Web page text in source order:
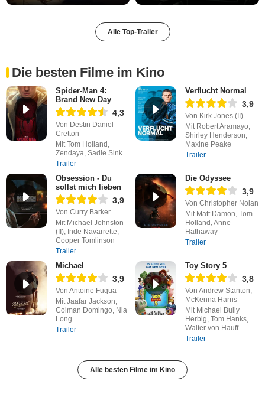
Alle Top-Trailer
Die besten Filme im Kino
Spider-Man 4:
Brand New Day
4,3
Von Destin Daniel
Cretton
Mit Tom Holland,
Zendaya, Sadie Sink
Trailer
Verflucht Normal
3,9
Von Kirk Jones (II)
Mit Robert Aramayo,
Shirley Henderson,
Maxine Peake
Trailer
Obsession - Du
sollst mich lieben
3,9
Von Curry Barker
Mit Michael Johnston
(II), Inde Navarrette,
Cooper Tomlinson
Trailer
Die Odyssee
3,9
Von Christopher Nolan
Mit Matt Damon, Tom
Holland, Anne
Hathaway
Trailer
Michael
3,9
Von Antoine Fuqua
Mit Jaafar Jackson,
Colman Domingo, Nia
Long
Trailer
Toy Story 5
3,8
Von Andrew Stanton,
McKenna Harris
Mit Michael Bully
Herbig, Tom Hanks,
Walter von Hauff
Trailer
Alle besten Filme im Kino